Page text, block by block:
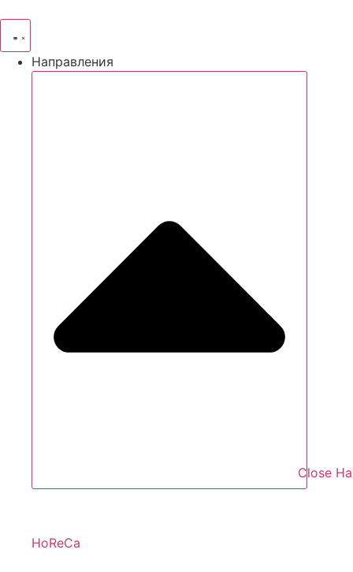
Направления
Close
HoReCa